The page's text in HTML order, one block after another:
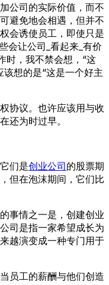
公司的实际价值，而不
避免地会相遇，但并不
会诱使员工，即使只是
让公司_看起来_有价
时，我不禁会想，“这
想的是“这是一个好主
协议。也许应该用与收
还为时过早。
们是创业公司的股票期
但在泡沫期间，它们比
事情之一是，创建创业
司是指一家希望成长为
越演变成一种专门用于
员工的薪酬与他们创造